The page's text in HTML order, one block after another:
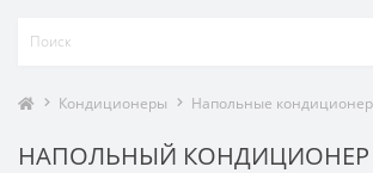
Кондиционеры Напольные
НАПОЛЬНЫЙ КОНДИЦИОНЕР